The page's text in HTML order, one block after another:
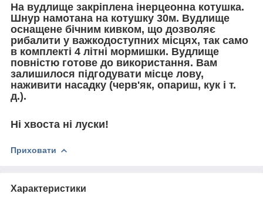
На вудлище закріплена інерцеонна котушка.
Шнур намотана на котушку 30м. Вудлище
оснащене бічним кивком, що дозволяє
рибалити у важкодоступних місцях, так само
в комплекті 4 літні мормишки. Вудлище
повністю готове до використання. Вам
залишилося підгодувати місце лову,
наживити насадку (черв'як, опариш, кук і т.
д.).
Ні хвоста ні луски!
Приховати
Характеристики